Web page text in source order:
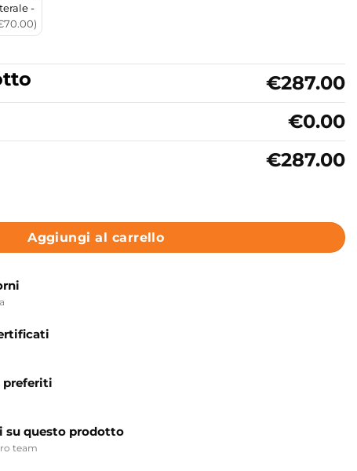
-
€287.00
€0.00
€287.00
cm Collezione Cento Kerasan quantità
Aggiungi al carrello
preferiti
su questo prodotto
team